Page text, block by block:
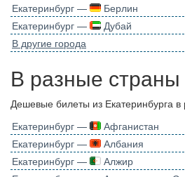
Екатеринбург —
Берлин
Екатеринбург —
Дубай
В другие города
В разные страны
Дешевые билеты из Екатеринбурга
Екатеринбург —
Афганистан
Екатеринбург —
Албания
Екатеринбург —
Алжир